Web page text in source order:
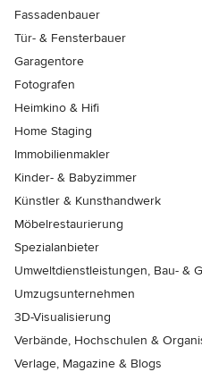
Fassadenbauer
Tür- & Fensterbauer
Garagentore
Fotografen
Heimkino & Hifi
Home Staging
Immobilienmakler
Kinder- & Babyzimmer
Künstler & Kunsthandwerk
Möbelrestaurierung
Spezialanbieter
Umweltdienstleistungen, Bau- &
Umzugsunternehmen
3D-Visualisierung
Verbände, Hochschulen &
Verlage, Magazine & Blogs